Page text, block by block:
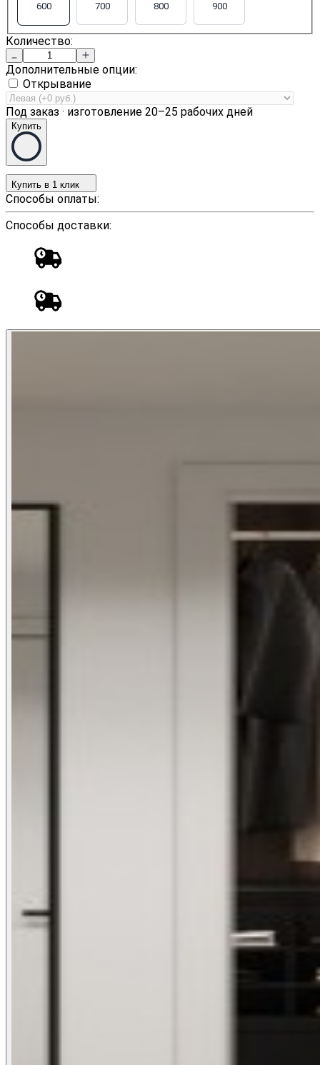
600 700 800 900
Количество:
Дополнительные опции:
Открывание
Под заказ · изготовление 20–25 рабочих дней
Купить
Купить в 1 клик
Способы оплаты:
Способы доставки: